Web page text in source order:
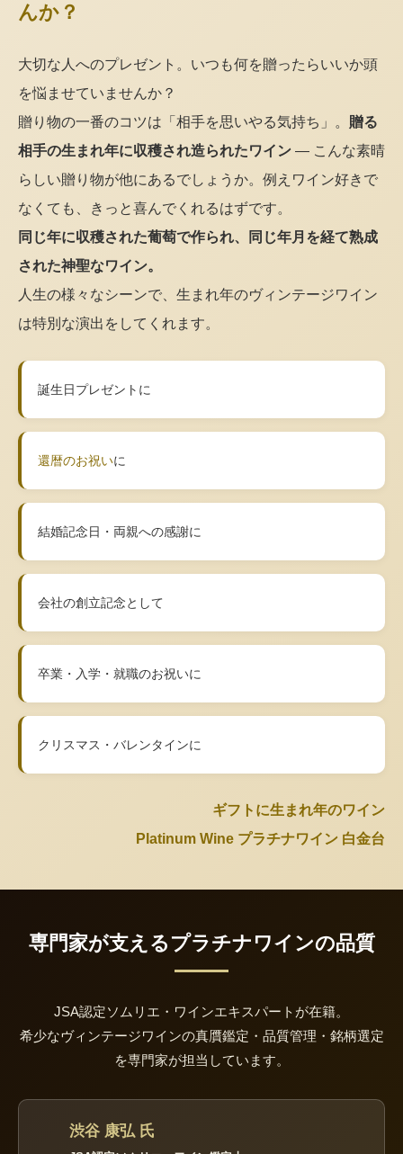
んか？
大切な人へのプレゼント。いつも何を贈ったらいいか頭
を悩ませていませんか？
贈り物の一番のコツは「相手を思いやる気持ち」。 贈る
相手の生まれ年に収穫され造られたワイン — こんな素晴
らしい贈り物が他にあるでしょうか。例えワイン好きで
なくても、きっと喜んでくれるはずです。
同じ年に収穫された葡萄で作られ、同じ年月を経て熟成
された神聖なワイン。
人生の様々なシーンで、生まれ年のヴィンテージワイン
は特別な演出をしてくれます。
誕生日プレゼントに
還暦のお祝いに
結婚記念日・両親への感謝に
会社の創立記念として
卒業・入学・就職のお祝いに
クリスマス・バレンタインに
ギフトに生まれ年のワイン
Platinum Wine プラチナワイン 白金台
専門家が支えるプラチナワインの品質
JSA認定ソムリエ・ワインエキスパートが在籍。
希少なヴィンテージワインの真贋鑑定・品質管理・銘柄選定
を専門家が担当しています。
渋谷 康弘 氏